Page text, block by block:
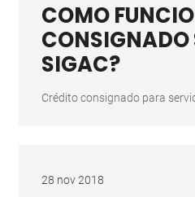
COMO
CONSIGNADO
SIGAC?
Crédito consignado para
28 nov 2018